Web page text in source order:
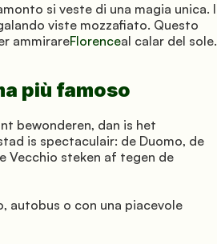
si veste di una magia unica. I
viste mozzafiato. Questo
ammirareFlorenceal calar del sole.
più famoso
bewonderen, dan is het
is spectaculair: de Duomo, de
Vecchio steken af tegen de
autobus o con una piacevole